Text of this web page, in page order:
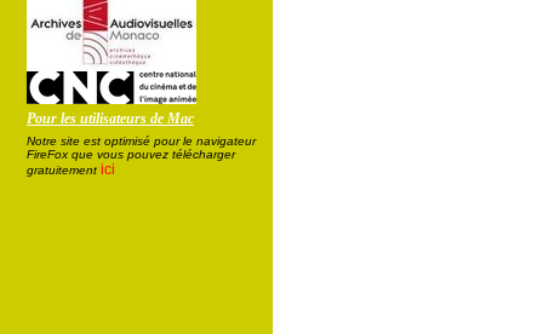
Pour les utilisateurs de Mac
Notre site est optimisé pour le navigateur
FireFox que vous pouvez télécharger
gratuitement ici